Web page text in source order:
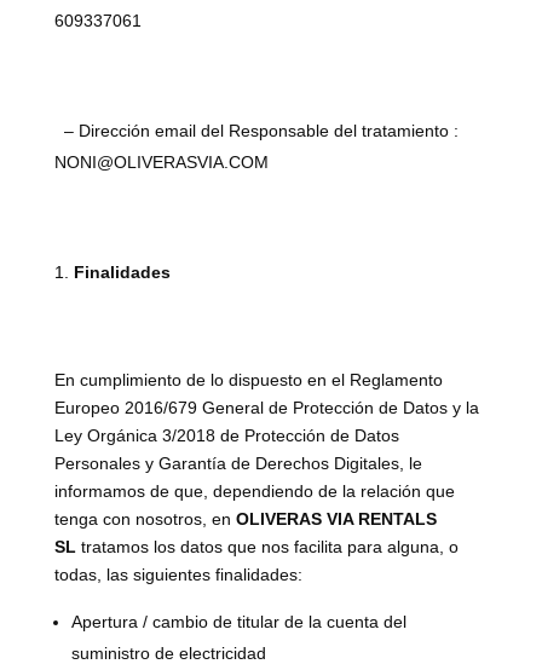
609337061
– Dirección email del Responsable del tratamiento :
NONI@OLIVERASVIA.COM
Finalidades
En cumplimiento de lo dispuesto en el Reglamento
Europeo 2016/679 General de Protección de Datos y la
Ley Orgánica 3/2018 de Protección de Datos
Personales y Garantía de Derechos Digitales, le
informamos de que, dependiendo de la relación que
tenga con nosotros, en OLIVERAS VIA RENTALS
SL tratamos los datos que nos facilita para alguna, o
todas, las siguientes finalidades:
Apertura / cambio de titular de la cuenta del
suministro de electricidad